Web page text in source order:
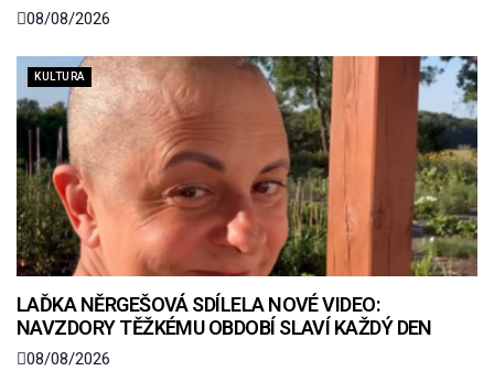
08/08/2026
KULTURA
LAĎKA NĚRGEŠOVÁ SDÍLELA NOVÉ VIDEO:
NAVZDORY TĚŽKÉMU OBDOBÍ SLAVÍ KAŽDÝ DEN
08/08/2026